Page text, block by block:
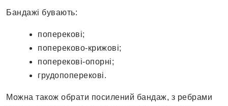
Бандажі бувають:
поперекові;
попереково-крижові;
поперекові-опорні;
грудопоперекові.
Можна також обрати посилений бандаж, з ребрами